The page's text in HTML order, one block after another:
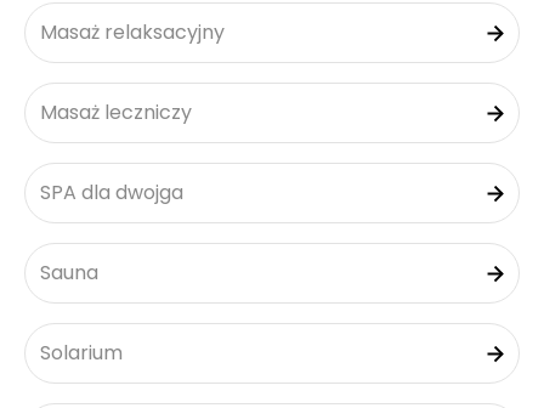
Masaż relaksacyjny
Masaż leczniczy
SPA dla dwojga
Sauna
Solarium